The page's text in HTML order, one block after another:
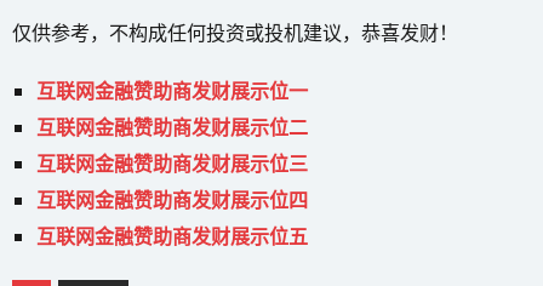
仅供参考，不构成任何投资或投机建议，恭喜发财！
互联网金融赞助商发财展示位一
互联网金融赞助商发财展示位二
互联网金融赞助商发财展示位三
互联网金融赞助商发财展示位四
互联网金融赞助商发财展示位五